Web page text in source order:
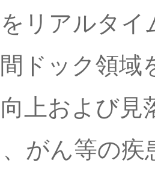
リアルタ
ドック領域
上および
がん等の疾